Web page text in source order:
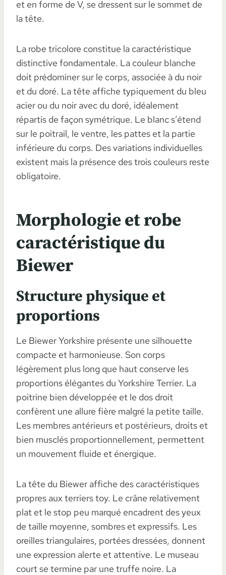
et en forme de V, se dressent sur le sommet de
la tête.
La robe tricolore constitue la caractéristique
distinctive fondamentale. La couleur blanche
doit prédominer sur le corps, associée à du noir
et du doré. La tête affiche typiquement du bleu
acier ou du noir avec du doré, idéalement
répartis de façon symétrique. Le blanc s’étend
sur le poitrail, le ventre, les pattes et la partie
inférieure du corps. Des variations individuelles
existent mais la présence des trois couleurs reste
obligatoire.
Morphologie et robe
caractéristique du
Biewer
Structure physique et
proportions
Le Biewer Yorkshire présente une silhouette
compacte et harmonieuse. Son corps
légèrement plus long que haut conserve les
proportions élégantes du Yorkshire Terrier. La
poitrine bien développée et le dos droit
confèrent une allure fière malgré la petite taille.
Les membres antérieurs et postérieurs, droits et
bien musclés proportionnellement, permettent
un mouvement fluide et énergique.
La tête du Biewer affiche des caractéristiques
propres aux terriers toy. Le crâne relativement
plat et le stop peu marqué encadrent des yeux
de taille moyenne, sombres et expressifs. Les
oreilles triangulaires, portées dressées, donnent
une expression alerte et attentive. Le museau
court se termine par une truffe noire. La